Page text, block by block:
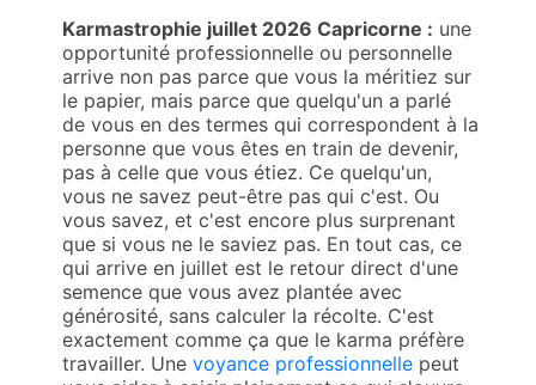
Karmastrophie juillet 2026 Capricorne : une
opportunité professionnelle ou personnelle
arrive non pas parce que vous la méritiez sur
le papier, mais parce que quelqu'un a parlé
de vous en des termes qui correspondent à la
personne que vous êtes en train de devenir,
pas à celle que vous étiez. Ce quelqu'un,
vous ne savez peut-être pas qui c'est. Ou
vous savez, et c'est encore plus surprenant
que si vous ne le saviez pas. En tout cas, ce
qui arrive en juillet est le retour direct d'une
semence que vous avez plantée avec
générosité, sans calculer la récolte. C'est
exactement comme ça que le karma préfère
travailler. Une voyance professionnelle peut